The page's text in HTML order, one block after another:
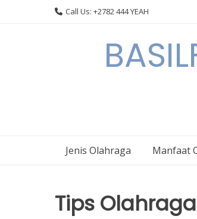
Call Us: +2782 444 YEAH
Jenis Olahraga Manfaat
Tips